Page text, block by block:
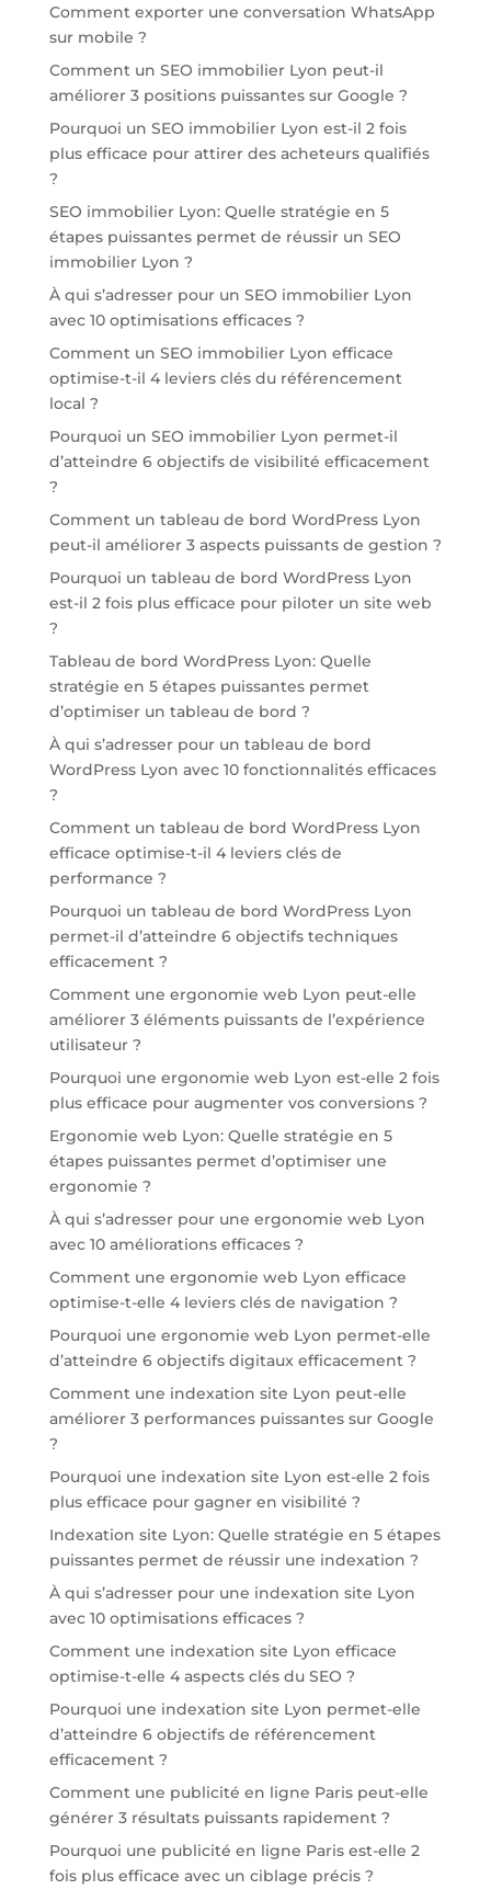
Comment exporter une conversation WhatsApp
sur mobile ?
Comment un SEO immobilier Lyon peut-il
améliorer 3 positions puissantes sur Google ?
Pourquoi un SEO immobilier Lyon est-il 2 fois
plus efficace pour attirer des acheteurs qualifiés
?
SEO immobilier Lyon: Quelle stratégie en 5
étapes puissantes permet de réussir un SEO
immobilier Lyon ?
À qui s’adresser pour un SEO immobilier Lyon
avec 10 optimisations efficaces ?
Comment un SEO immobilier Lyon efficace
optimise-t-il 4 leviers clés du référencement
local ?
Pourquoi un SEO immobilier Lyon permet-il
d’atteindre 6 objectifs de visibilité efficacement
?
Comment un tableau de bord WordPress Lyon
peut-il améliorer 3 aspects puissants de gestion ?
Pourquoi un tableau de bord WordPress Lyon
est-il 2 fois plus efficace pour piloter un site web
?
Tableau de bord WordPress Lyon: Quelle
stratégie en 5 étapes puissantes permet
d’optimiser un tableau de bord ?
À qui s’adresser pour un tableau de bord
WordPress Lyon avec 10 fonctionnalités efficaces
?
Comment un tableau de bord WordPress Lyon
efficace optimise-t-il 4 leviers clés de
performance ?
Pourquoi un tableau de bord WordPress Lyon
permet-il d’atteindre 6 objectifs techniques
efficacement ?
Comment une ergonomie web Lyon peut-elle
améliorer 3 éléments puissants de l’expérience
utilisateur ?
Pourquoi une ergonomie web Lyon est-elle 2 fois
plus efficace pour augmenter vos conversions ?
Ergonomie web Lyon: Quelle stratégie en 5
étapes puissantes permet d’optimiser une
ergonomie ?
À qui s’adresser pour une ergonomie web Lyon
avec 10 améliorations efficaces ?
Comment une ergonomie web Lyon efficace
optimise-t-elle 4 leviers clés de navigation ?
Pourquoi une ergonomie web Lyon permet-elle
d’atteindre 6 objectifs digitaux efficacement ?
Comment une indexation site Lyon peut-elle
améliorer 3 performances puissantes sur Google
?
Pourquoi une indexation site Lyon est-elle 2 fois
plus efficace pour gagner en visibilité ?
Indexation site Lyon: Quelle stratégie en 5 étapes
puissantes permet de réussir une indexation ?
À qui s’adresser pour une indexation site Lyon
avec 10 optimisations efficaces ?
Comment une indexation site Lyon efficace
optimise-t-elle 4 aspects clés du SEO ?
Pourquoi une indexation site Lyon permet-elle
d’atteindre 6 objectifs de référencement
efficacement ?
Comment une publicité en ligne Paris peut-elle
générer 3 résultats puissants rapidement ?
Pourquoi une publicité en ligne Paris est-elle 2
fois plus efficace avec un ciblage précis ?